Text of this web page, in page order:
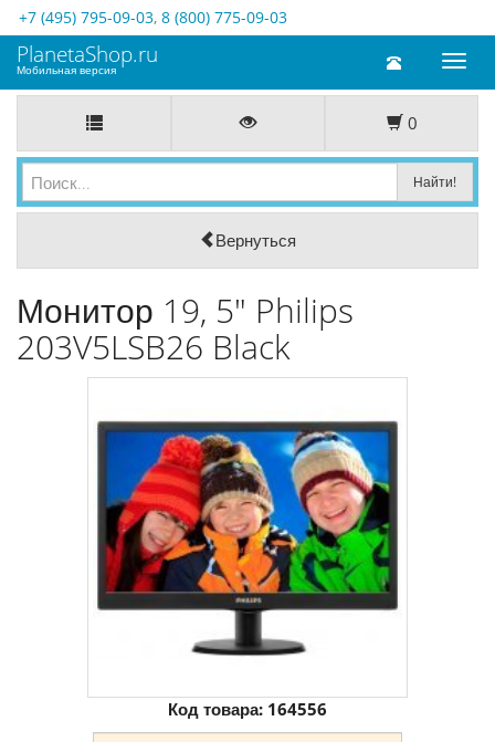
+7 (495) 795-09-03, 8 (800) 775-09-03
Toggle
PlanetaShop.ru
Мобильная версия
0
Вернуться
Монитор 19, 5" Philips
203V5LSB26 Black
Код товара: 164556